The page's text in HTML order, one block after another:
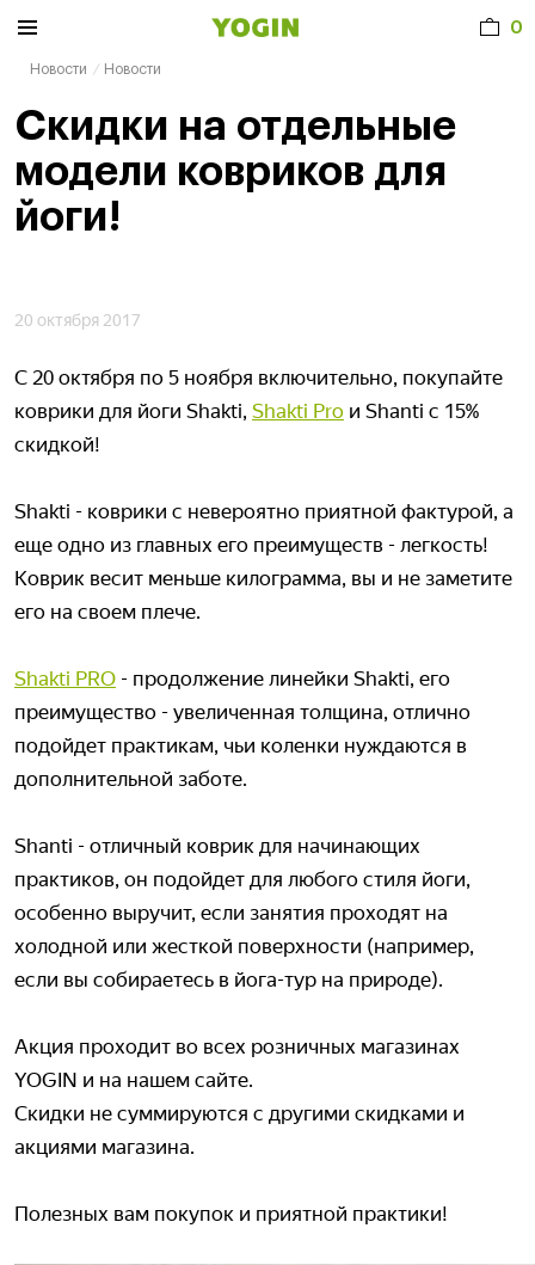
0
Новости Новости
Скидки на отдельные
модели ковриков для
йоги!
20 октября 2017
С 20 октября по 5 ноября включительно, покупайте
коврики для йоги Shakti, Shakti Pro и Shanti с 15%
скидкой!
Shakti - коврики с невероятно приятной фактурой, а
еще одно из главных его преимуществ - легкость!
Коврик весит меньше килограмма, вы и не заметите
его на своем плече.
Shakti PRO - продолжение линейки Shakti, его
преимущество - увеличенная толщина, отлично
подойдет практикам, чьи коленки нуждаются в
дополнительной заботе.
Shanti - отличный коврик для начинающих
практиков, он подойдет для любого стиля йоги,
особенно выручит, если занятия проходят на
холодной или жесткой поверхности (например,
если вы собираетесь в йога-тур на природе).
Акция проходит во всех розничных магазинах
YOGIN и на нашем сайте.
Скидки не суммируются с другими скидками и
акциями магазина.
Полезных вам покупок и приятной практики!